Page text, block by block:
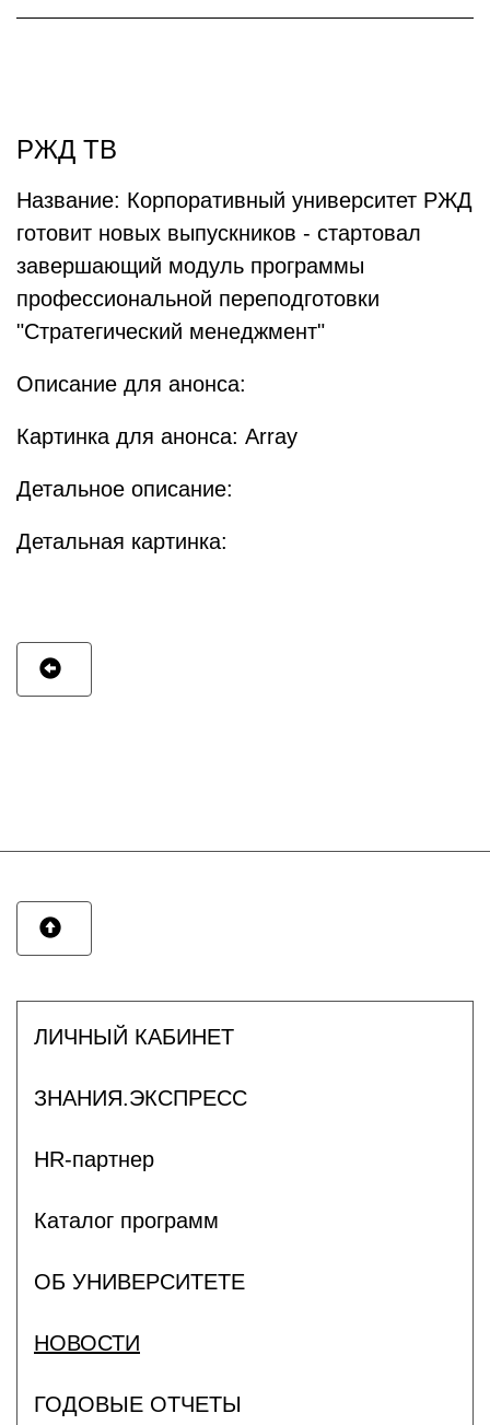
РЖД ТВ
Название: Корпоративный университет РЖД
готовит новых выпускников - стартовал
завершающий модуль программы
профессиональной переподготовки
"Стратегический менеджмент"
Описание для анонса:
Картинка для анонса: Array
Детальное описание:
Детальная картинка:
ЛИЧНЫЙ КАБИНЕТ
ЗНАНИЯ.ЭКСПРЕСС
HR-партнер
Каталог программ
ОБ УНИВЕРСИТЕТЕ
НОВОСТИ
ГОДОВЫЕ ОТЧЕТЫ